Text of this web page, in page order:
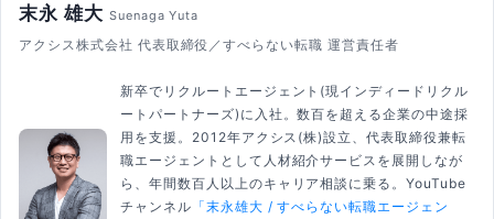
末永 雄大 Suenaga Yuta
アクシス株式会社 代表取締役／すべらない転職 運営責任者
新卒でリクルートエージェント(現インディードリクル
ートパートナーズ)に入社。数百を超える企業の中途採
用を支援。2012年アクシス(株)設立、代表取締役兼転
職エージェントとして人材紹介サービスを展開しなが
ら、年間数百人以上のキャリア相談に乗る。YouTube
チャンネル 「末永雄大 / すべらない転職エージェン